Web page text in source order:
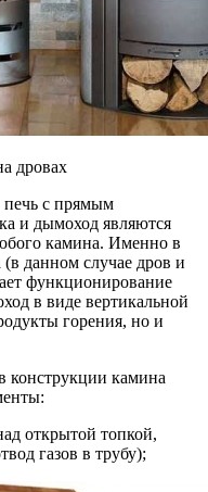
дровах
печь с прямым
и дымоход являются
камина. Именно в
данном случае дров и
функционирование
в виде вертикальной
горения, но и
конструкции камина
открытой топкой,
газов в трубу);